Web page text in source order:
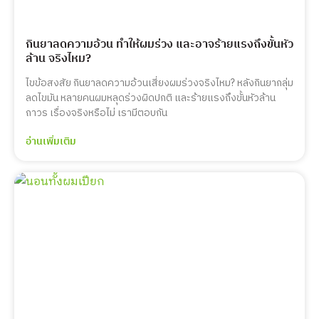
กินยาลดความอ้วน ทำให้ผมร่วง และอาจร้ายแรงถึงขั้นหัว
ล้าน จริงไหม?
ไขข้อสงสัย กินยาลดความอ้วนเสี่ยงผมร่วงจริงไหม? หลังกินยากลุ่ม
ลดไขมัน หลายคนผมหลุดร่วงผิดปกติ และร้ายแรงถึงขั้นหัวล้าน
ถาวร เรื่องจริงหรือไม่ เรามีตอบกัน
อ่านเพิ่มเติม